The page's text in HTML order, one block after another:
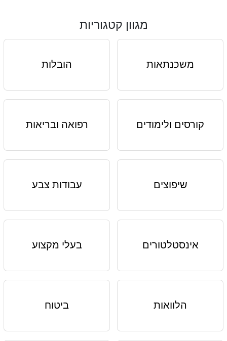
מגוון קטגוריות
משכנתאות הובלות
קורסים ולימודים רפואה ובריאות
שיפוצים עבודות צבע
אינסטלטורים בעלי מקצוע
הלוואות ביטוח